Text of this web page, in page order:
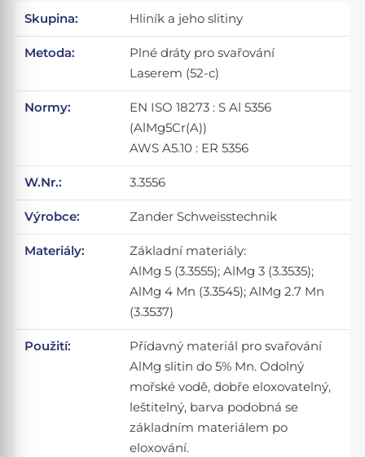
Skupina: Hliník a jeho slitiny
Metoda:
Plné dráty pro svařování
Laserem (52-c)
Normy:
EN ISO 18273 : S Al 5356
(AlMg5Cr(A))
AWS A5.10 : ER 5356
W.Nr.: 3.3556
Výrobce: Zander Schweisstechnik
Materiály:
Základní materiály:
AlMg 5 (3.3555); AlMg 3 (3.3535);
AlMg 4 Mn (3.3545); AlMg 2.7 Mn
(3.3537)
Použití:
Přídavný materiál pro svařování
AlMg slitin do 5% Mn. Odolný
mořské vodě, dobře eloxovatelný,
leštitelný, barva podobná se
základním materiálem po
eloxování.